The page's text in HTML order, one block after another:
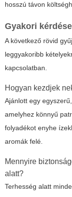
hosszú távon
Gyakori
A következő rövid
leggyakoribb
kapcsolatban.
Hogyan kezdjek
Ajánlott egy
amelyhez könnyű
folyadékot enyhe
aromák felé.
Mennyire
alatt?
Terhesség alatt